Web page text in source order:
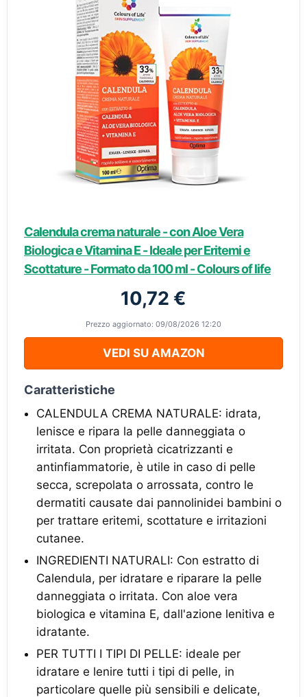
Calendula crema naturale - con Aloe Vera
Biologica e Vitamina E - Ideale per Eritemi e
Scottature - Formato da 100 ml - Colours of life
10,72 €
Prezzo aggiornato: 09/08/2026 12:20
VEDI SU AMAZON
Caratteristiche
CALENDULA CREMA NATURALE: idrata,
lenisce e ripara la pelle danneggiata o
irritata. Con proprietà cicatrizzanti e
antinfiammatorie, è utile in caso di pelle
secca, screpolata o arrossata, contro le
dermatiti causate dai pannolinidei bambini o
per trattare eritemi, scottature e irritazioni
cutanee.
INGREDIENTI NATURALI: Con estratto di
Calendula, per idratare e riparare la pelle
danneggiata o irritata. Con aloe vera
biologica e vitamina E, dall'azione lenitiva e
idratante.
PER TUTTI I TIPI DI PELLE: ideale per
idratare e lenire tutti i tipi di pelle, in
particolare quelle più sensibili e delicate,